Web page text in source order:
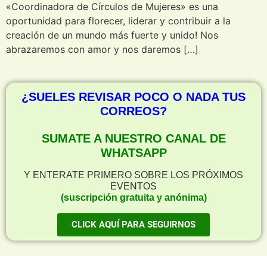
«Coordinadora de Círculos de Mujeres» es una
oportunidad para florecer, liderar y contribuir a la
creación de un mundo más fuerte y unido! Nos
abrazaremos con amor y nos daremos […]
¿SUELES REVISAR POCO O NADA TUS
CORREOS?
SUMATE A NUESTRO CANAL DE
WHATSAPP
Y ENTERATE PRIMERO SOBRE LOS PRÓXIMOS
EVENTOS
(suscripción gratuita y anónima)
CLICK AQUÍ PARA SEGUIRNOS